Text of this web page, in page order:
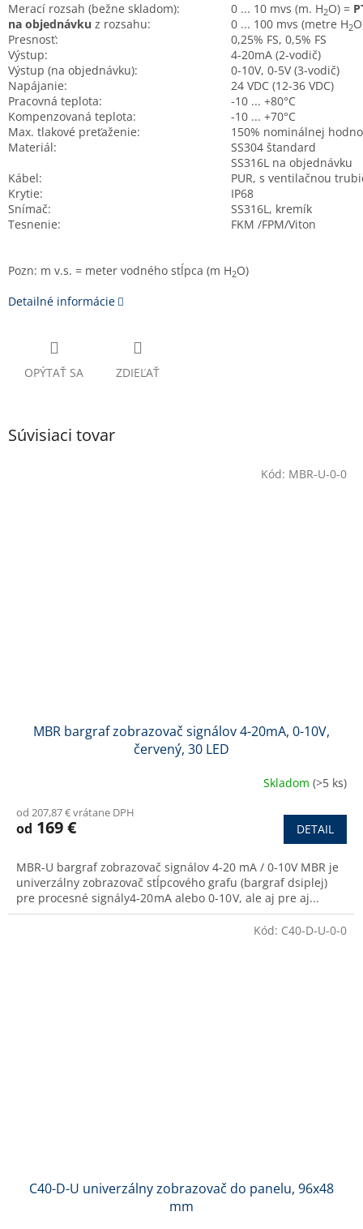
Merací rozsah (bežne skladom):
na objednávku z rozsahu:
0 ... 10 mvs (m. H2O) =
0 ... 100 mvs (metre H2
Presnosť:
0,25% FS, 0,5% FS
Výstup:
4-20mA (2-vodič)
Výstup (na objednávku):
0-10V, 0-5V (3-vodič)
Napájanie:
24 VDC (12-36 VDC)
Pracovná teplota:
-10 ... +80°C
Kompenzovaná teplota:
-10 ... +70°C
Max. tlakové preťaženie:
150% nominálnej
Materiál:
SS304 štandard
SS316L na objednávku
Kábel:
PUR, s ventilačnou
Krytie:
IP68
Snímač:
SS316L, kremík
Tesnenie:
FKM /FPM/Viton
Pozn: m v.s. = meter vodného stĺpca (m H2O)
Detailné informácie
OPÝTAŤ SA ZDIEĽAŤ
Súvisiaci tovar
MBR bargraf zobrazovač signálov 4-20mA, 0-10V,
červený, 30 LED
Skladom (>5 ks)
od 207,87 € vrátane DPH
od 169 € DETAIL
MBR-U bargraf zobrazovač signálov 4-20 mA / 0-10V MBR je
univerzálny zobrazovač stĺpcového grafu (bargraf dsiplej)
pre procesné signály4-20 mA alebo 0-10 V, ale aj pre aj...
Kód: MBR-U-0-0
C40-D-U univerzálny zobrazovač do panelu, 96x48
mm
Kód: C40-D-U-0-0